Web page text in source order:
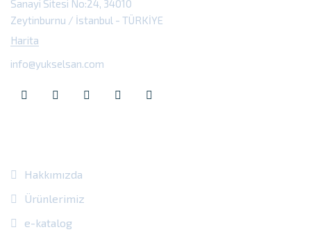
Sanayi Sitesi No:24, 34010
Zeytinburnu / İstanbul - TÜRKİYE
Harita
info@yukselsan.com
Hakkımızda
Ürünlerimiz
e-katalog